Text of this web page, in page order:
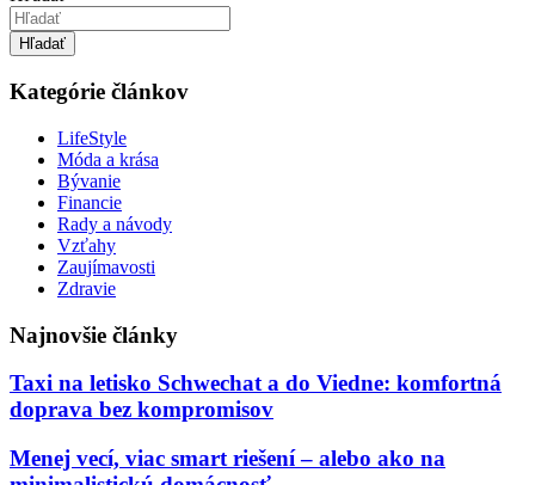
Hľadať
Kategórie článkov
LifeStyle
Móda a krása
Bývanie
Financie
Rady a návody
Vzťahy
Zaujímavosti
Zdravie
Najnovšie články
Taxi na letisko Schwechat a do Viedne: komfortná
doprava bez kompromisov
Menej vecí, viac smart riešení – alebo ako na